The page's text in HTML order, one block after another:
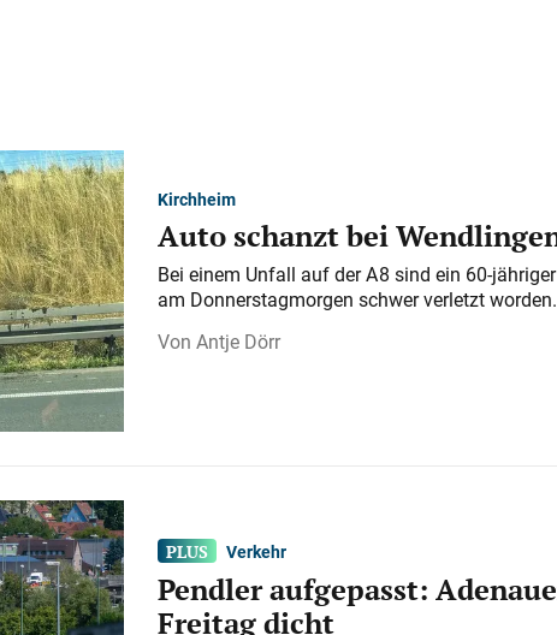
Kirchheim
Auto schanzt bei
Bei einem Unfall auf der A 8 sind ein 60-
am Donnerstagmorgen schwer verletzt worden.
Antje Dörr
Verkehr
Pendler aufgepasst:
Freitag dicht